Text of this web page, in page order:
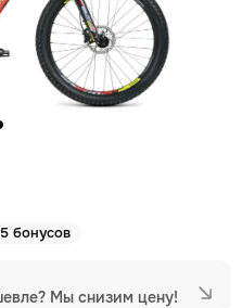
бонусов
Мы снизим цену!